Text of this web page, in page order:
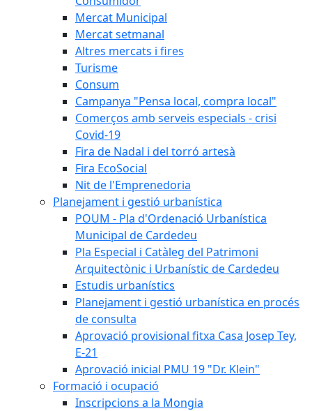
Mercat Municipal
Mercat setmanal
Altres mercats i fires
Turisme
Consum
Campanya "Pensa local, compra local"
Comerços amb serveis especials - crisi
Covid-19
Fira de Nadal i del torró artesà
Fira EcoSocial
Nit de l'Emprenedoria
Planejament i gestió urbanística
POUM - Pla d'Ordenació Urbanística
Municipal de Cardedeu
Pla Especial i Catàleg del Patrimoni
Arquitectònic i Urbanístic de Cardedeu
Estudis urbanístics
Planejament i gestió urbanística en procés
de consulta
Aprovació provisional fitxa Casa Josep Tey,
E-21
Aprovació inicial PMU 19 "Dr. Klein"
Formació i ocupació
Inscripcions a la Mongia